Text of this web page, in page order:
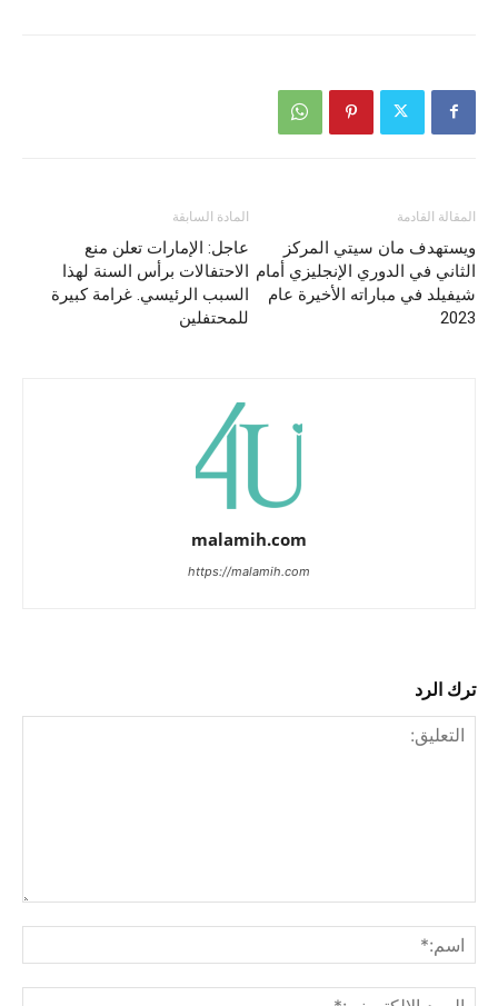
المادة السابقة
عاجل: الإمارات تعلن منع
الاحتفالات برأس السنة لهذا
السبب الرئيسي. غرامة كبيرة
للمحتفلين
المقالة القادمة
ويستهدف مان سيتي المركز
الثاني في الدوري الإنجليزي أمام
شيفيلد في مباراته الأخيرة عام
2023
malamih.com
https://malamih.com
ترك الرد